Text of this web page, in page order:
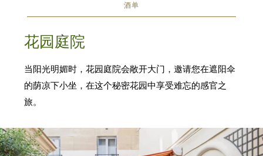
酒单
花园庭院
当阳光明媚时，花园庭院会敞开大门，邀请您在遮阳伞
的荫凉下小坐，在这个秘密花园中享受难忘的感官之
旅。